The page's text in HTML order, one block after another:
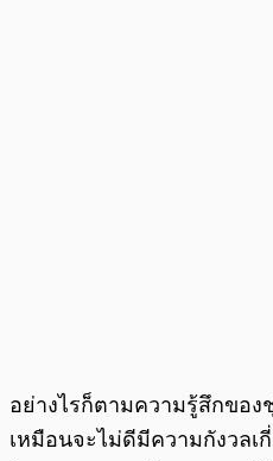
อย่างไรก็ตามความรู้สึกของ
เหมือนจะไม่ดีมีความกังวล